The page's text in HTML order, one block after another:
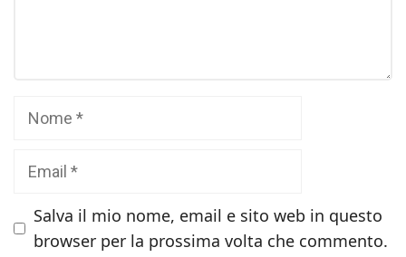
Salva il mio nome, email e sito web in questo
browser per la prossima volta che commento.